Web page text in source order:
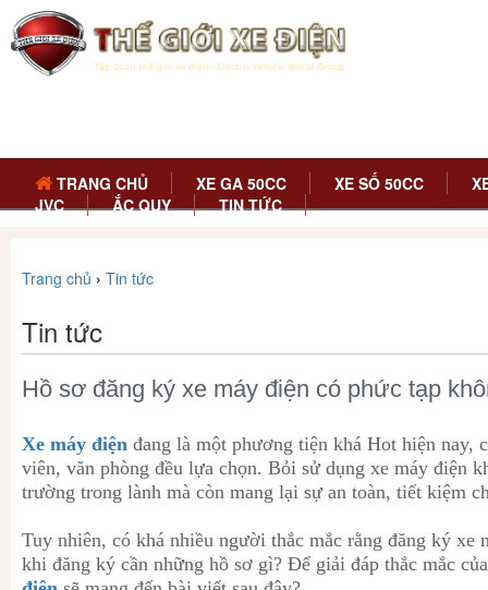
TRANG CHỦ XE GA 50CC XE SỐ 50CC
JVC
ẮC QUY TIN TỨC
Trang chủ › Tin tức
Tin tức
Hồ sơ đăng ký xe máy điện có phức tạp
Xe máy điện đang là một phương tiện khá Hot hiện nay,
viên, văn phòng đều lựa chọn. Bỏi sử dụng xe máy điện
trường trong lành mà còn mang lại sự an toàn, tiết kiệm
Tuy nhiên, có khá nhiều người thắc mắc rằng đăng ký xe
khi đăng ký cần những hồ sơ gì? Để giải đáp thắc mắc